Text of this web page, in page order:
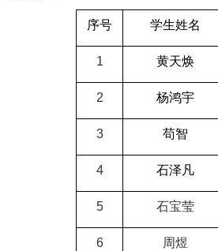
序号 学生姓名
1 黄天焕
2 杨鸿宇
3 苟智
4 石泽凡
5 石宝莹
6 周煜